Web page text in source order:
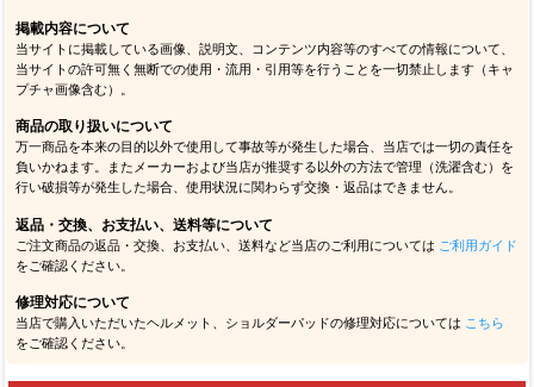
掲載内容について
当サイトに掲載している画像、説明文、コンテンツ内容等のすべての情報について、
当サイトの許可無く無断での使用・流用・引用等を行うことを一切禁止します（キャ
プチャ画像含む）。
商品の取り扱いについて
万一商品を本来の目的以外で使用して事故等が発生した場合、当店では一切の責任を
負いかねます。またメーカーおよび当店が推奨する以外の方法で管理（洗濯含む）を
行い破損等が発生した場合、使用状況に関わらず交換・返品はできません。
返品・交換、お支払い、送料等について
ご注文商品の返品・交換、お支払い、送料など当店のご利用については ご利用ガイド
をご確認ください。
修理対応について
当店で購入いただいたヘルメット、ショルダーパッドの修理対応については こちら
をご確認ください。